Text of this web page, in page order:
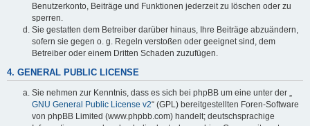
Benutzerkonto, Beiträge und Funktionen jederzeit zu löschen oder zu
sperren.
Sie gestatten dem Betreiber darüber hinaus, Ihre Beiträge abzuändern,
sofern sie gegen o. g. Regeln verstoßen oder geeignet sind, dem
Betreiber oder einem Dritten Schaden zuzufügen.
4. GENERAL PUBLIC LICENSE
Sie nehmen zur Kenntnis, dass es sich bei phpBB um eine unter der „
GNU General Public License v2“ (GPL) bereitgestellten Foren-Software
von phpBB Limited (www.phpbb.com) handelt; deutschsprachige